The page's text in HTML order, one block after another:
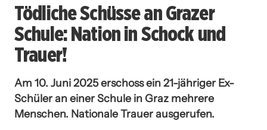
Tödliche Schüsse an Grazer
Schule: Nation in Schock und
Trauer!
Am 10. Juni 2025 erschoss ein 21-jähriger Ex-
Schüler an einer Schule in Graz mehrere
Menschen. Nationale Trauer ausgerufen.